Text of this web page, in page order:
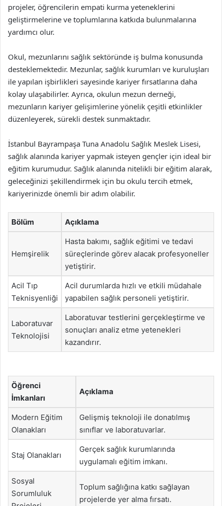
projeler, öğrencilerin empati kurma yeteneklerini
geliştirmelerine ve toplumlarına katkıda bulunmalarına
yardımcı olur.
Okul, mezunlarını sağlık sektöründe iş bulma konusunda
desteklemektedir. Mezunlar, sağlık kurumları ve kuruluşları
ile yapılan işbirlikleri sayesinde kariyer fırsatlarına daha
kolay ulaşabilirler. Ayrıca, okulun mezun derneği,
mezunların kariyer gelişimlerine yönelik çeşitli etkinlikler
düzenleyerek, sürekli destek sunmaktadır.
İstanbul Bayrampaşa Tuna Anadolu Sağlık Meslek Lisesi,
sağlık alanında kariyer yapmak isteyen gençler için ideal bir
eğitim kurumudur. Sağlık alanında nitelikli bir eğitim alarak,
geleceğinizi şekillendirmek için bu okulu tercih etmek,
kariyerinizde önemli bir adım olabilir.
Bölüm Açıklama
Hemşirelik
Hasta bakımı, sağlık eğitimi ve tedavi
süreçlerinde görev alacak profesyoneller
yetiştirir.
Acil Tıp
Teknisyenliği
Acil durumlarda hızlı ve etkili müdahale
yapabilen sağlık personeli yetiştirir.
Laboratuvar
Teknolojisi
Laboratuvar testlerini gerçekleştirme ve
sonuçları analiz etme yetenekleri
kazandırır.
Öğrenci
İmkanları
Açıklama
Modern Eğitim
Olanakları
Gelişmiş teknoloji ile donatılmış
sınıflar ve laboratuvarlar.
Staj Olanakları
Gerçek sağlık kurumlarında
uygulamalı eğitim imkanı.
Sosyal
Sorumluluk
Toplum sağlığına katkı sağlayan
projelerde yer alma fırsatı.